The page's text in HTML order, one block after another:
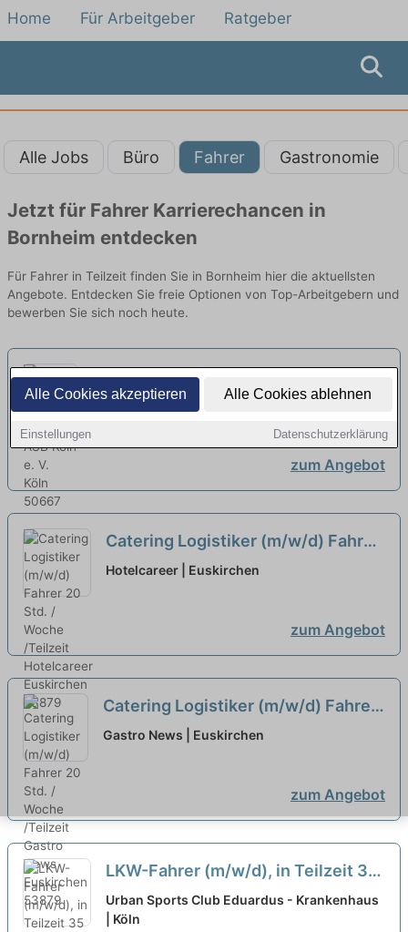
Alle Cookies akzeptieren Alle Cookies ablehnen
Einstellungen Datenschutzerklärung
Home Für Arbeitgeber Ratgeber
Alle Jobs Büro Fahrer Gastronomie
Jetzt für Fahrer Karrierechancen in
Bornheim entdecken
Für Fahrer in Teilzeit finden Sie in Bornheim hier die aktuellsten
Angebote. Entdecken Sie freie Optionen von Top-Arbeitgebern und
bewerben Sie sich noch heute.
Fahrer in Teilzeit (m/w/d)
ASB Köln e. V. | Köln
zum Angebot
Catering Logistiker (m/w/d) Fahrer
20 Std. / Woche /Teilzeit
Hotelcareer | Euskirchen
zum Angebot
Catering Logistiker (m/w/d) Fahrer
20 Std. / Woche /Teilzeit
Gastro News | Euskirchen
zum Angebot
LKW-Fahrer (m/w/d), in Teilzeit 35
Std. neu
Urban Sports Club Eduardus - Krankenhaus
| Köln